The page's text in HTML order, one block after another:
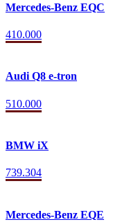
Mercedes-Benz EQC
410.000
Audi Q8 e-tron
510.000
BMW iX
739.304
Mercedes-Benz EQE